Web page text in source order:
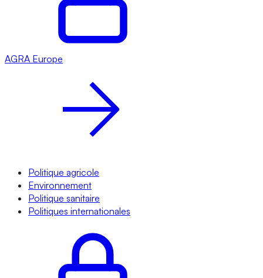
AGRA Europe
Politique agricole
Environnement
Politique sanitaire
Politiques internationales